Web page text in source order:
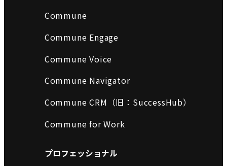
Commune
Commune Engage
Commune Voice
Commune Navigator
Commune CRM（旧：SuccessHub）
Commune for Work
プロフェッショナル